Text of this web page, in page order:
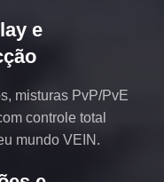
e
misturas PvP/PvE
controle total
mundo VEIN.